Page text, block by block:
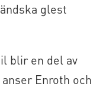
glest
blir en del av
Enroth och